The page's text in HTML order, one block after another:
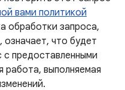
вами политикой
обработки запроса,
что будет
с предоставленными
выполняемая